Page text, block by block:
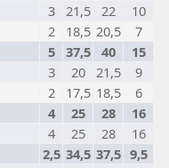
3 21,5 22
10
2 18,5 20,5
7
5 37,5 40
15
3 20 21,5
9
2 17,5 18,5
6
4 25 28
16
4 25 28
16
2,5 34,5 37,5 9,5